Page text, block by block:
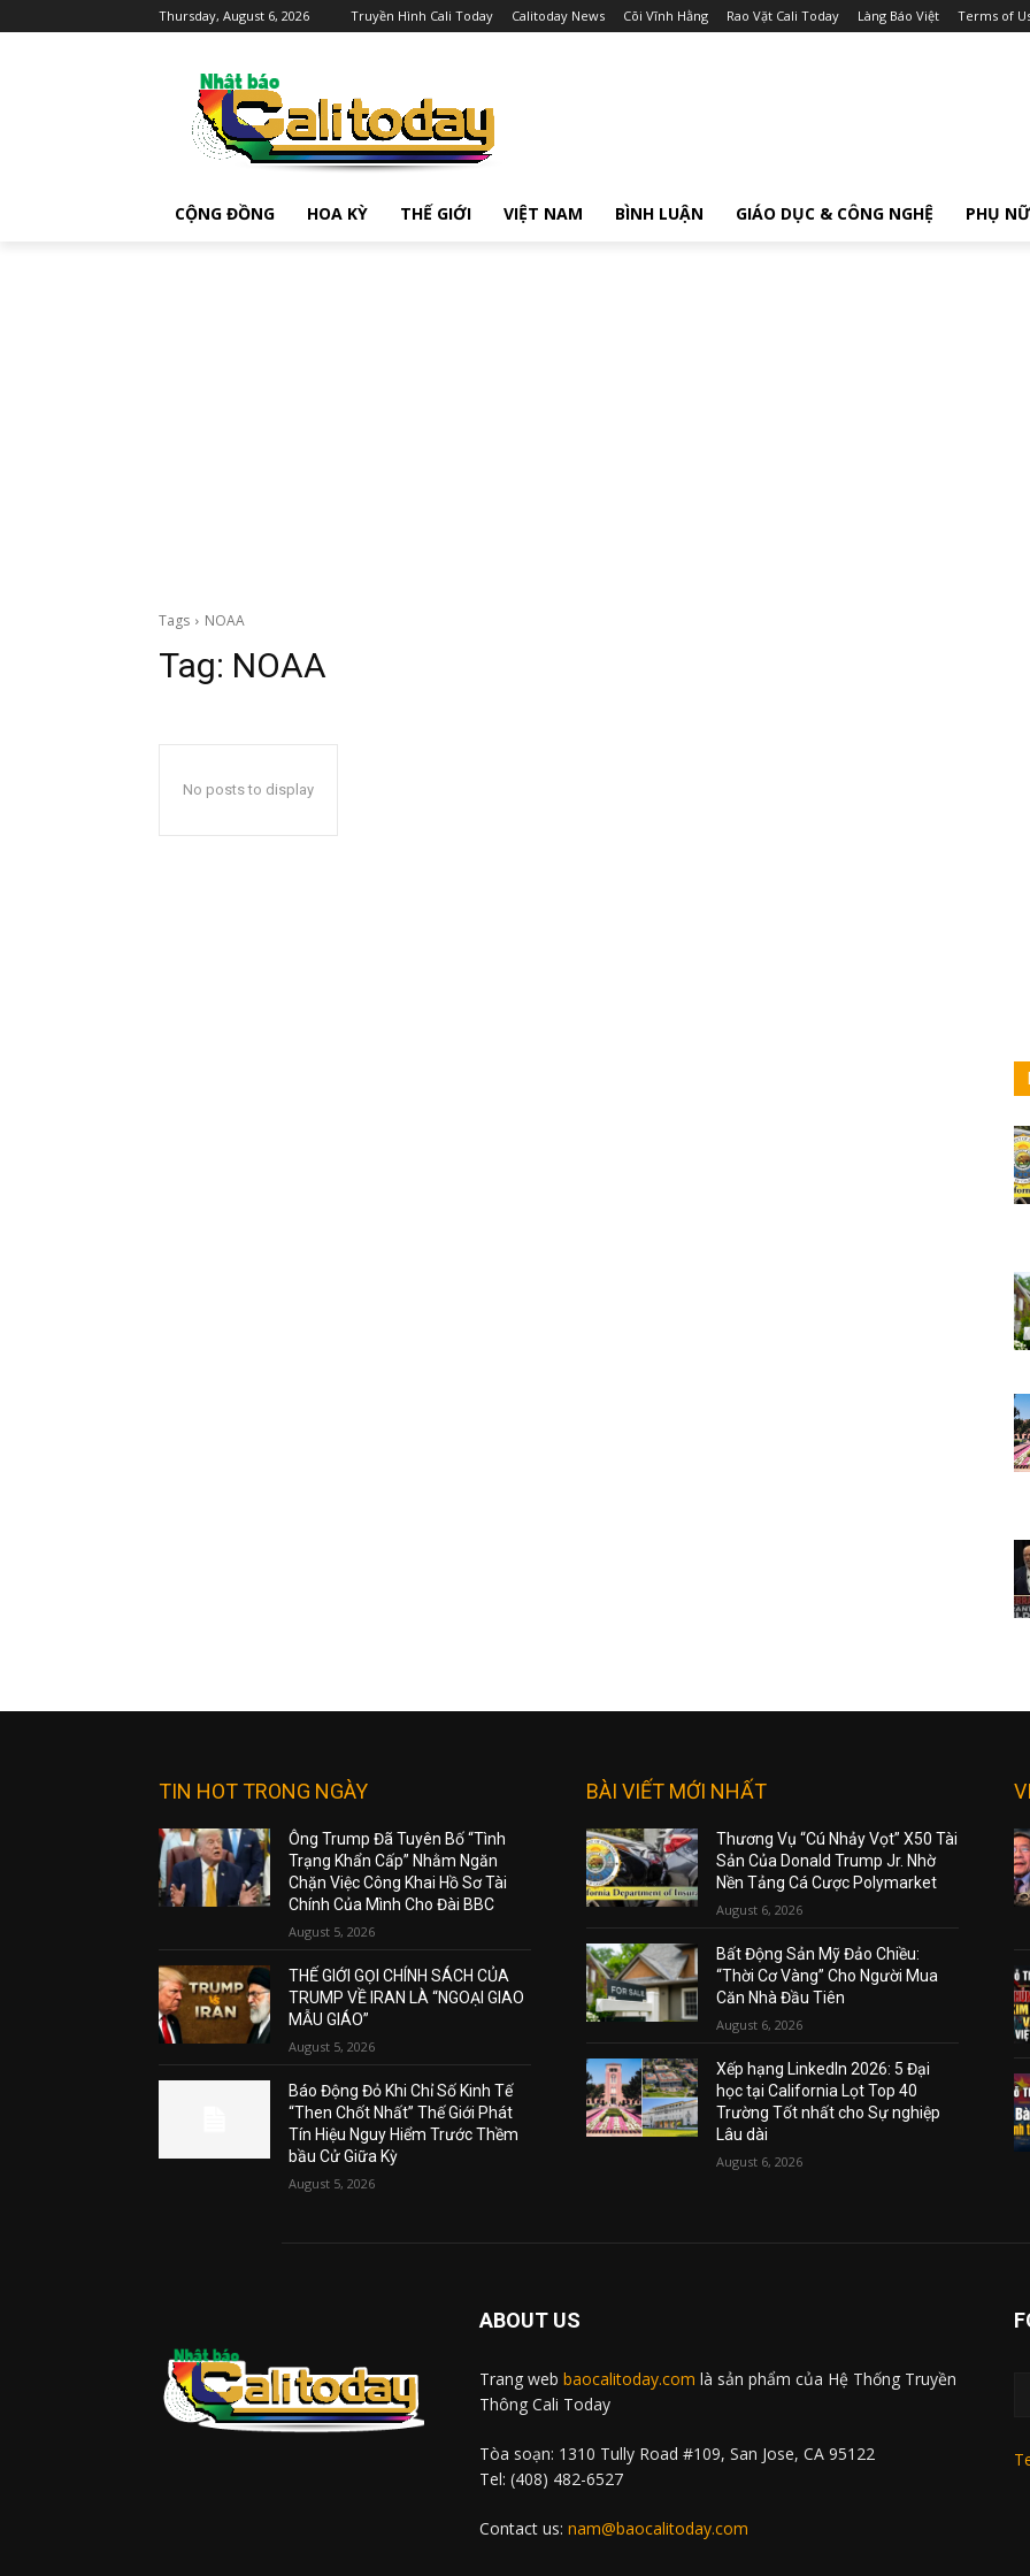
Thursday, August 6, 2026 Truyền Hình Cali Today Calitoday News Cõi Vĩnh Hằng Rao Vặt Cali Today Làng Báo Việt Terms of
CỘNG ĐỒNG HOA KỲ THẾ GIỚI VIỆT NAM BÌNH LUẬN GIÁO DỤC & CÔNG NGHỆ PHỤ NỮ
Tags NOAA
Tag: NOAA
No posts to display
TIN HOT TRONG NGÀY
Ông Trump Đã Tuyên Bố “Tình
Trạng Khẩn Cấp” Nhằm Ngăn
Chặn Việc Công Khai Hồ Sơ Tài
Chính Của Mình Cho Đài BBC
August 5, 2026
THẾ GIỚI GỌI CHÍNH SÁCH CỦA
TRUMP VỀ IRAN LÀ “NGOẠI GIAO
MẪU GIÁO”
August 5, 2026
Báo Động Đỏ Khi Chỉ Số Kinh Tế
“Then Chốt Nhất” Thế Giới Phát
Tín Hiệu Nguy Hiểm Trước Thềm
bầu Cử Giữa Kỳ
August 5, 2026
BÀI VIẾT MỚI NHẤT
Thương Vụ “Cú Nhảy Vọt” X50 Tài
Sản Của Donald Trump Jr. Nhờ
Nền Tảng Cá Cược Polymarket
August 6, 2026
Bất Động Sản Mỹ Đảo Chiều:
“Thời Cơ Vàng” Cho Người Mua
Căn Nhà Đầu Tiên
August 6, 2026
Xếp hạng LinkedIn 2026: 5 Đại
học tại California Lọt Top 40
Trường Tốt nhất cho Sự nghiệp
Lâu dài
August 6, 2026
ABOUT US
Trang web baocalitoday.com là sản phẩm của Hệ Thống Truyền
Thông Cali Today
Tòa soạn: 1310 Tully Road #109, San Jose, CA 95122
Tel: (408) 482-6527
Contact us: nam@baocalitoday.com